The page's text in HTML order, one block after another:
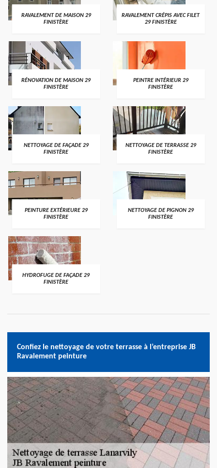
RAVALEMENT DE MAISON 29
FINISTÈRE
RAVALEMENT CRÉPIS AVEC FILET
29 FINISTÈRE
RÉNOVATION DE MAISON 29
FINISTÈRE
PEINTRE INTÉRIEUR 29
FINISTÈRE
NETTOYAGE DE FAÇADE 29
FINISTÈRE
NETTOYAGE DE TERRASSE 29
FINISTÈRE
PEINTURE EXTÉRIEURE 29
FINISTÈRE
NETTOYAGE DE PIGNON 29
FINISTÈRE
HYDROFUGE DE FAÇADE 29
FINISTÈRE
Confiez le nettoyage de votre terrasse à l’entreprise JB
Ravalement peinture